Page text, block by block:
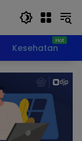
Kesehatan